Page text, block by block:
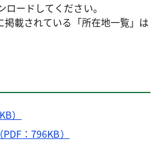
ロードしてください。
載されている「所在地一覧」は
）
：796KB）